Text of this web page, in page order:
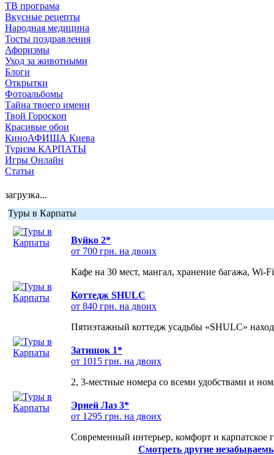
ТВ програма
Вкусные рецепты
Народная медицина
Тосты поздравления
Афоризмы
Уход за животными
Блоги
Открытки
Фотоальбомы
Тайна твоего имени
Твой Гороскоп
Красивые обои
КиноАФИША Киева
Туризм КАРПАТЫ
Игры Онлайн
Статьи
загрузка...
Туры в Карпаты
Вуйко 2*
от 700 грн. на двоих
Кафе на 30 мест, мангал, хранение багажа, Wi-
Коттедж SHULC
от 840 грн. на двоих
Пятиэтажный коттедж усадьбы «SHULC»
Затишок 1*
от 1015 грн. на двоих
2, 3-местные номера со всеми удобствами и
Эрней Лаз 3*
от 1295 грн. на двоих
Современный интерьер, комфорт и карпатское
Смотреть другие